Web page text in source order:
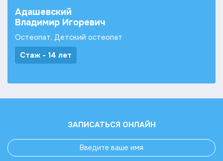
Адашевский
Владимир Игоревич
Остеопат, Детский остеопат
Стаж - 14 лет
ЗАПИСАТЬСЯ ОНЛАЙН